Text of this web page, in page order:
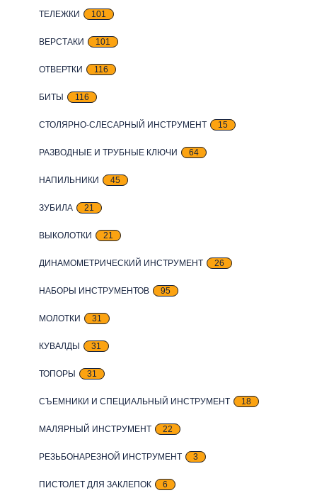
ТЕЛЕЖКИ 101
ВЕРСТАКИ 101
ОТВЕРТКИ 116
БИТЫ 116
СТОЛЯРНО-СЛЕСАРНЫЙ ИНСТРУМЕНТ 15
РАЗВОДНЫЕ И ТРУБНЫЕ КЛЮЧИ 64
НАПИЛЬНИКИ 45
ЗУБИЛА 21
ВЫКОЛОТКИ 21
ДИНАМОМЕТРИЧЕСКИЙ ИНСТРУМЕНТ 26
НАБОРЫ ИНСТРУМЕНТОВ 95
МОЛОТКИ 31
КУВАЛДЫ 31
ТОПОРЫ 31
СЪЕМНИКИ И СПЕЦИАЛЬНЫЙ ИНСТРУМЕНТ 18
МАЛЯРНЫЙ ИНСТРУМЕНТ 22
РЕЗЬБОНАРЕЗНОЙ ИНСТРУМЕНТ 3
ПИСТОЛЕТ ДЛЯ ЗАКЛЕПОК 6